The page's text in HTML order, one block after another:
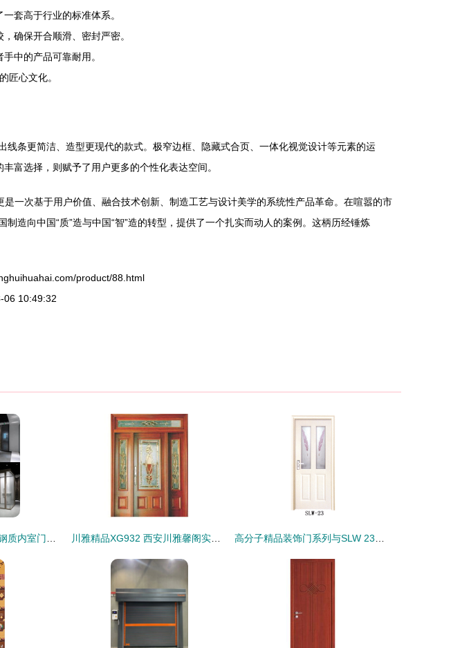
套高于行业的标准体系。
确保开合顺滑、密封严密。
中的产品可靠耐用。
匠心文化。
条更简洁、造型更现代的款式。极窄边框、隐藏式合页、一体化视觉设计等元素的运
富选择，则赋予了用户更多的个性化表达空间。
一次基于用户价值、融合技术创新、制造工艺与设计美学的系统性产品革命。在喧嚣的市
造向中国“质”造与中国“智”造的转型，提供了一个扎实而动人的案例。这柄历经锤炼
product/88.html
06 10:49:32